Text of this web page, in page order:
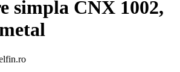
simpla CNX 1002,